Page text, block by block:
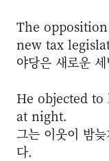
The
new tax
야당은 새로운
He objected
at night.
그는 이웃이 밤
다.